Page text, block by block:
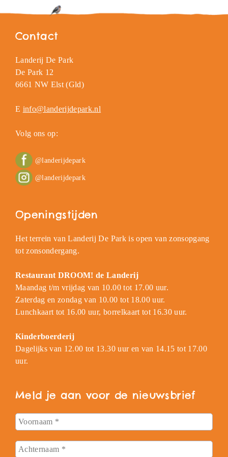
Contact
Landerij De Park
De Park 12
6661 NW Elst (Gld)
E info@landerijdepark.nl
Volg ons op:
@landerijdepark
@landerijdepark
Openingstijden
Het terrein van Landerij De Park is open van zonsopgang
tot zonsondergang.
Restaurant DROOM! de Landerij
Maandag t/m vrijdag van 10.00 tot 17.00 uur.
Zaterdag en zondag van 10.00 tot 18.00 uur.
Lunchkaart tot 16.00 uur, borrelkaart tot 16.30 uur.
Kinderboerderij
Dagelijks van 12.00 tot 13.30 uur en van 14.15 tot 17.00
uur.
Meld je aan voor de nieuwsbrief